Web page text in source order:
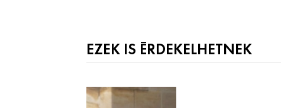
EZEK IS ÉRDEKELHETNEK